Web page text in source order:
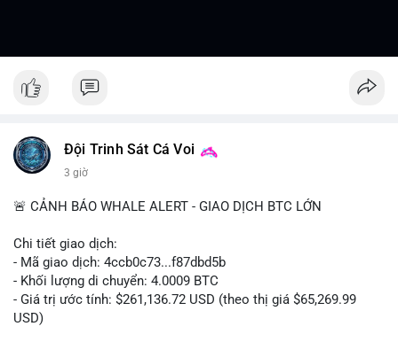
Đội Trinh Sát Cá Voi
3 giờ
🚨 CẢNH BÁO WHALE ALERT - GIAO DỊCH BTC LỚN
Chi tiết giao dịch:
- Mã giao dịch: 4ccb0c73...f87dbd5b
- Khối lượng di chuyển: 4.0009 BTC
- Giá trị ước tính: $261,136.72 USD (theo thị giá $65,269.99
USD)